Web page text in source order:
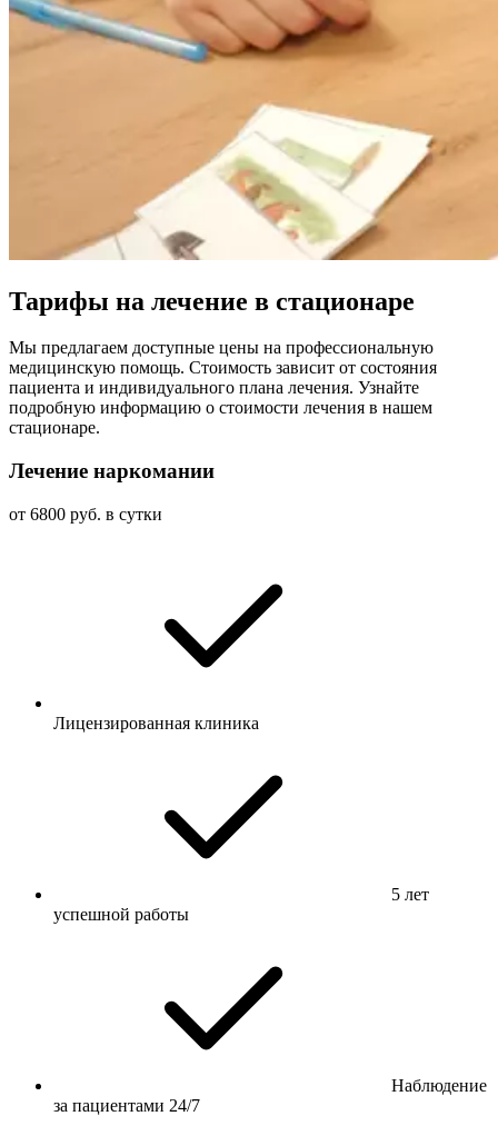
Тарифы на лечение в стационаре
Мы предлагаем доступные цены на профессиональную
медицинскую помощь. Стоимость зависит от состояния
пациента и индивидуального плана лечения. Узнайте
подробную информацию о стоимости лечения в нашем
стационаре.
Лечение наркомании
от 6800 руб. в сутки
Лицензированная клиника
5 лет
успешной работы
Наблюдение
за пациентами 24/7